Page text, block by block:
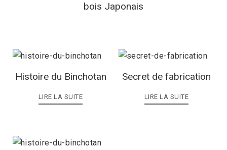
bois Japonais
Histoire du Binchotan
LIRE LA SUITE
Secret de fabrication
LIRE LA SUITE